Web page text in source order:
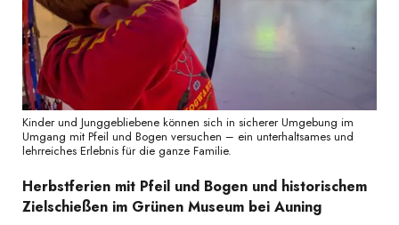
Kinder und Junggebliebene können sich in sicherer Umgebung im
Umgang mit Pfeil und Bogen versuchen – ein unterhaltsames und
lehrreiches Erlebnis für die ganze Familie.
Herbstferien mit Pfeil und Bogen und historischem
Zielschießen im Grünen Museum bei Auning